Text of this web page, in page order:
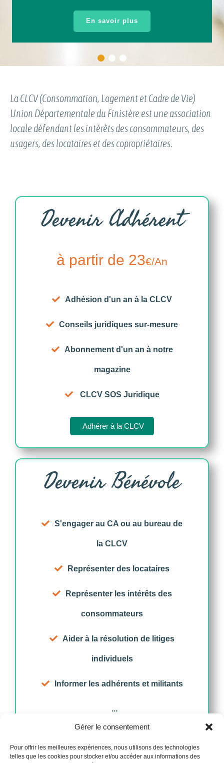
Gérer le consentement
Pour offrir les meilleures expériences, nous utilisons des technologies
telles que les cookies pour stocker et/ou accéder aux informations des
En savoir plus
La CLCV (Consommation, Logement et Cadre de Vie)
Union Départementale du Finistère est une association
locale défendant les intérêts des consommateurs, des
usagers, des locataires et des copropriétaires.
Devenir Adhérent
à partir de 23€/An
Adhésion d'un an à la CLCV
Conseils juridiques sur-mesure
Abonnement d'un an à notre
magazine
CLCV SOS Juridique
Adhérer à la CLCV
Devenir Bénévole
S'engager au CA ou au bureau de
la CLCV
Représenter des locataires
Représenter les intérêts des
consommateurs
Aider à la résolution de litiges
individuels
Informer les adhérents et militants
...